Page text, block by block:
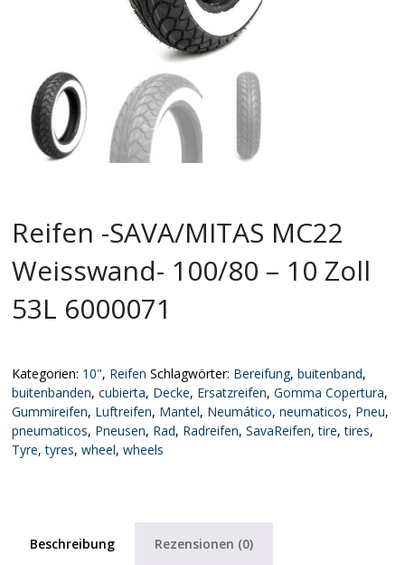
Reifen -SAVA/MITAS MC22
Weisswand- 100/80 – 10 Zoll
53L 6000071
Kategorien: 10", Reifen Schlagwörter: Bereifung,buitenband,
buitenbanden,cubierta, Decke, Ersatzreifen,Gomma Copertura,
Gummireifen, Luftreifen, Mantel, Neumático,neumaticos, Pneu,
pneumaticos, Pneusen, Rad, Radreifen,SavaReifen,tire,tires,
Tyre,tyres,wheel,wheels
Beschreibung Rezensionen (0)